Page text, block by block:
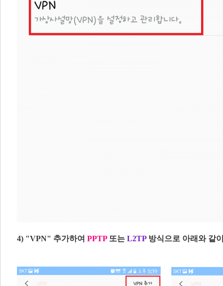
4) "VPN" 추가하여 PPTP또는 L2TP방식으로 아래와 같